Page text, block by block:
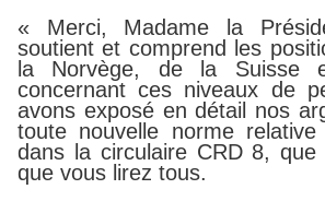
« Merci, Madame la
soutient et comprend les
la Norvège, de la Suisse
concernant ces niveaux de
avons exposé en détail nos
toute nouvelle norme
dans la circulaire CRD 8, que
que vous lirez tous.